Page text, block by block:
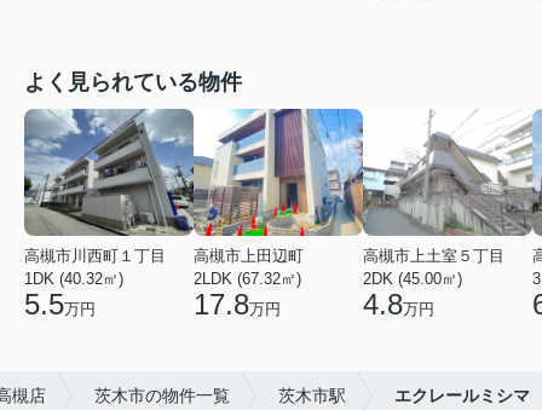
よく見られている物件
高槻市川西町１丁目
1DK (40.32㎡)
5.5万円
高槻市上田辺町
2LDK (67.32㎡)
17.8万円
高槻市上土室５丁目
2DK (45.00㎡)
4.8万円
槻店 茨木市の物件一覧 茨木市駅 エクレールミシマ